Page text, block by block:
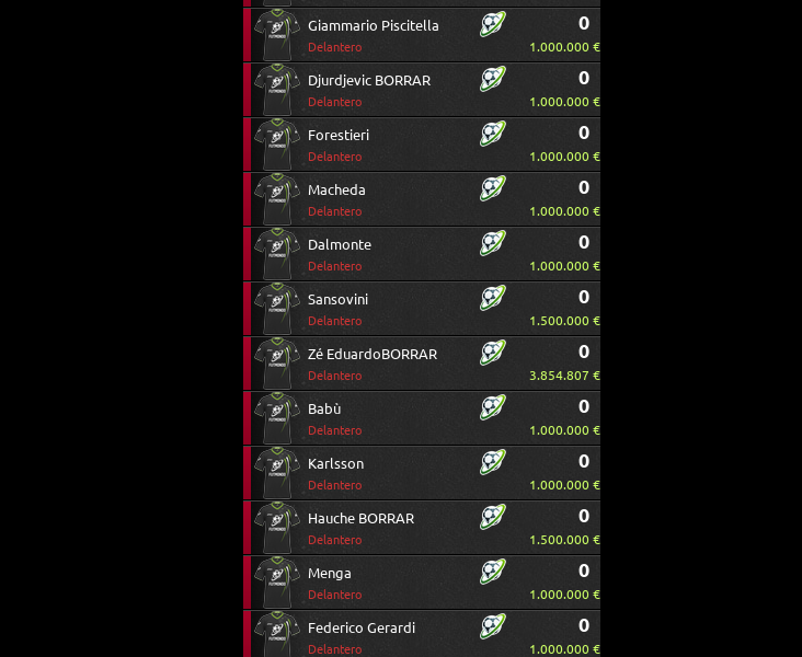
Giammario Piscitella
Delantero
0
1.000.000 €
Djurdjevic BORRAR
Delantero
0
1.000.000 €
Forestieri
Delantero
0
1.000.000 €
Macheda
Delantero
0
1.000.000 €
Dalmonte
Delantero
0
1.000.000 €
Sansovini
Delantero
0
1.500.000 €
Zé EduardoBORRAR
Delantero
0
3.854.807 €
Babù
Delantero
0
1.000.000 €
Karlsson
Delantero
0
1.000.000 €
Hauche BORRAR
Delantero
0
1.500.000 €
Menga
Delantero
0
1.000.000 €
Federico Gerardi
Delantero
0
1.000.000 €